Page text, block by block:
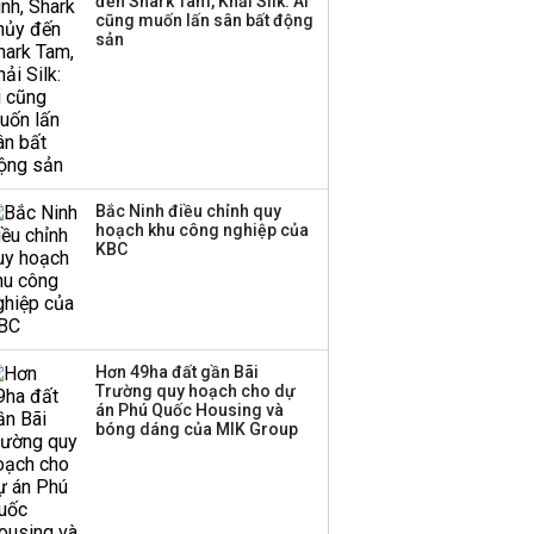
cũng muốn lấn sân bất động
sản
Bắc Ninh điều chỉnh quy
hoạch khu công nghiệp của
KBC
Hơn 49ha đất gần Bãi
Trường quy hoạch cho dự
án Phú Quốc Housing và
bóng dáng của MIK Group